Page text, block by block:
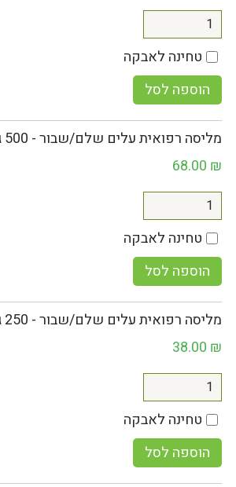
טחינה לאבקה
הוספה לסל
מליסה רפואית עלים שלם/שבור - 500 גר
68.00 ₪
טחינה לאבקה
הוספה לסל
מליסה רפואית עלים שלם/שבור - 250 גר
38.00 ₪
טחינה לאבקה
הוספה לסל